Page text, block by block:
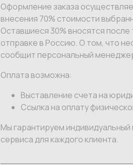
Оформление заказа
внесения 70% стоимости
Оставшиеся 30% вносятся после
отправке в Россию. О том, что
сообщит персональный
Оплата возможна:
Выставление счета на
Ссылка на оплату
Мы гарантируем
сервиса для каждого клиента.